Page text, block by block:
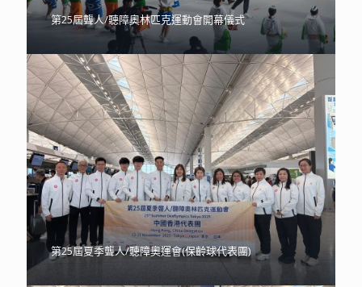
第25屆聾人/聽障奧林匹克運動會開幕儀式
第25屆夏季聾人/聽障奧運會(保齡球代表團)